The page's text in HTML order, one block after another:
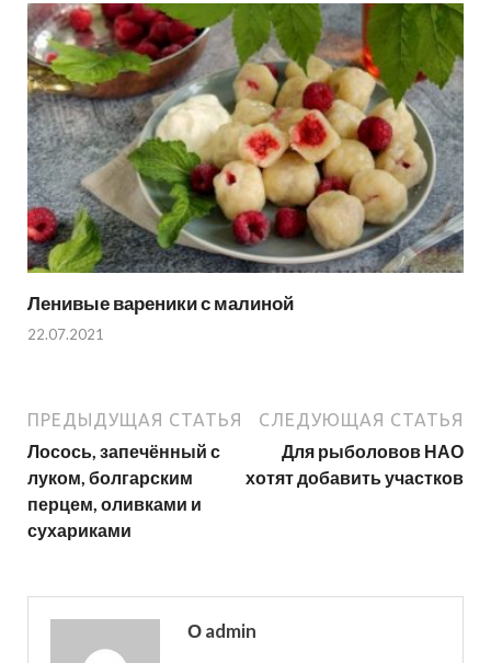
Ленивые вареники с малиной
22.07.2021
ПРЕДЫДУЩАЯ СТАТЬЯ
Лосось, запечённый с
луком, болгарским
перцем, оливками и
сухариками
СЛЕДУЮЩАЯ СТАТЬЯ
Для рыболовов НАО
хотят добавить участков
О admin